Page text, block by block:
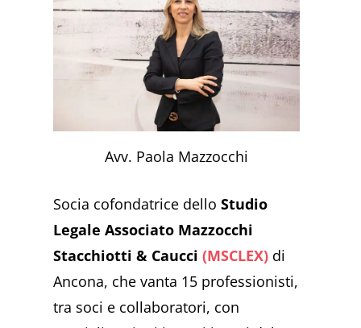
Avv. Paola Mazzocchi
Socia cofondatrice delloStudio
Legale Associato Mazzocchi
Stacchiotti & Caucci (MSCLEX) di
Ancona, che vanta 15 professionisti,
tra soci e collaboratori, con